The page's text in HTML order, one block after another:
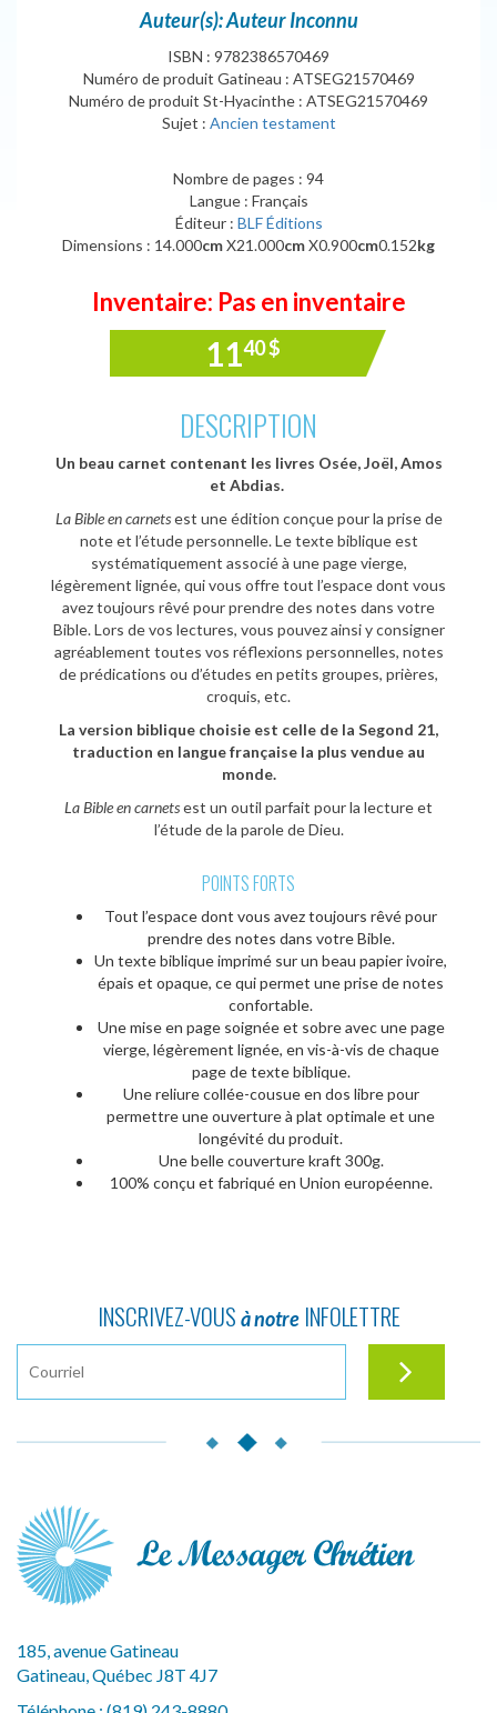
Auteur(s): Auteur Inconnu
ISBN : 9782386570469
Numéro de produit Gatineau : ATSEG21570469
Numéro de produit St-Hyacinthe : ATSEG21570469
Sujet : Ancien testament
Nombre de pages : 94
Langue : Français
Éditeur : BLF Éditions
Dimensions : 14.000cmX21.000cmX0.900cm0.152kg
Inventaire: Pas en inventaire
1140$
DESCRIPTION
Un beau carnet contenant les livres Osée, Joël, Amos
et Abdias.
La Bible en carnetsest une édition conçue pour la prise de
note et l’étude personnelle. Le texte biblique est
systématiquement associé à une page vierge,
légèrement lignée, qui vous offre tout l’espace dont vous
avez toujours rêvé pour prendre des notes dans votre
Bible. Lors de vos lectures, vous pouvez ainsi y consigner
agréablement toutes vos réflexions personnelles, notes
de prédications ou d’études en petits groupes, prières,
croquis, etc.
La version biblique choisie est celle de la Segond 21,
traduction en langue française la plus vendue au
monde.
La Bible en carnetsest un outil parfait pour la lecture et
l’étude de la parole de Dieu.
POINTS FORTS
Tout l’espace dont vous avez toujours rêvé pour
prendre des notes dans votre Bible.
Un texte biblique imprimé sur un beau papier ivoire,
épais et opaque, ce qui permet une prise de notes
confortable.
Une mise en page soignée et sobre avec une page
vierge, légèrement lignée, en vis-à-vis de chaque
page de texte biblique.
Une reliure collée-cousue en dos libre pour
permettre une ouverture à plat optimale et une
longévité du produit.
Une belle couverture kraft 300g.
100% conçu et fabriqué en Union européenne.
INSCRIVEZ-VOUS à notreINFOLETTRE
185, avenue Gatineau
Gatineau, Québec J8T 4J7